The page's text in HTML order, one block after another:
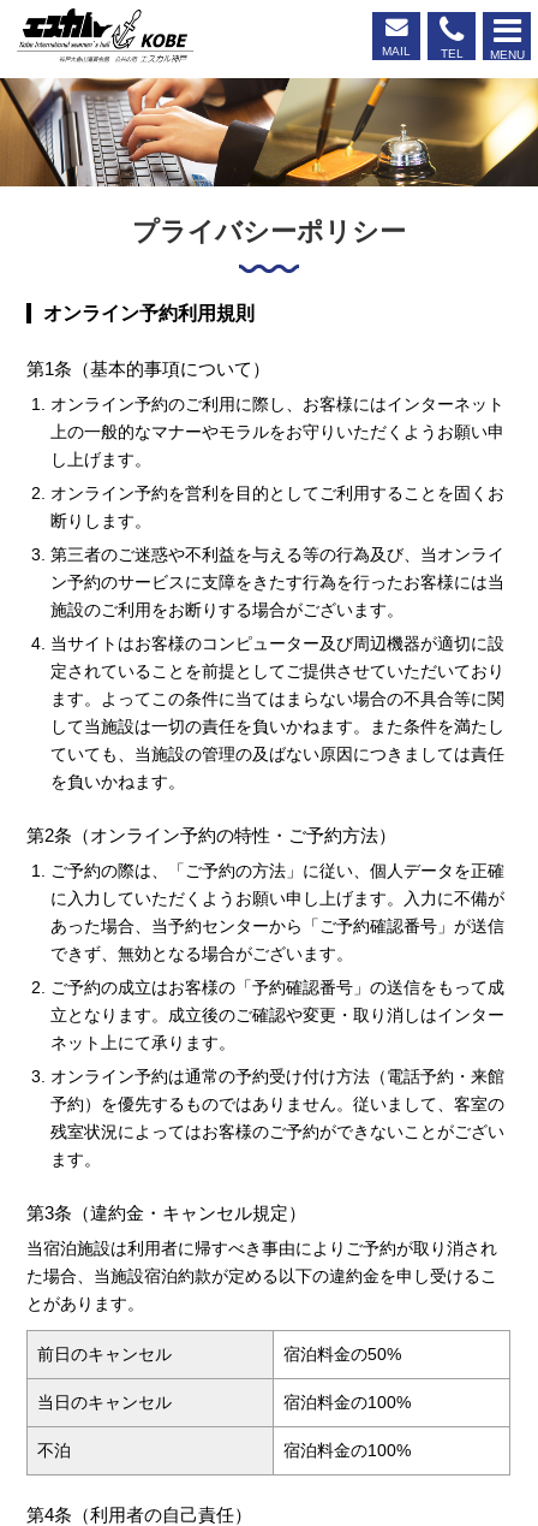
エスカル神戸
MAIL TEL MENU
プライバシーポリシー
オンライン予約利用規則
第1条（基本的事項について）
オンライン予約のご利用に際し、お客様にはインターネット
上の一般的なマナーやモラルをお守りいただくようお願い申
し上げます。
オンライン予約を営利を目的としてご利用することを固くお
断りします。
第三者のご迷惑や不利益を与える等の行為及び、当オンライ
ン予約のサービスに支障をきたす行為を行ったお客様には当
施設のご利用をお断りする場合がございます。
当サイトはお客様のコンピューター及び周辺機器が適切に設
定されていることを前提としてご提供させていただいており
ます。よってこの条件に当てはまらない場合の不具合等に関
して当施設は一切の責任を負いかねます。また条件を満たし
ていても、当施設の管理の及ばない原因につきましては責任
を負いかねます。
第2条（オンライン予約の特性・ご予約方法）
ご予約の際は、「ご予約の方法」に従い、個人データを正確
に入力していただくようお願い申し上げます。入力に不備が
あった場合、当予約センターから「ご予約確認番号」が送信
できず、無効となる場合がございます。
ご予約の成立はお客様の「予約確認番号」の送信をもって成
立となります。成立後のご確認や変更・取り消しはインター
ネット上にて承ります。
オンライン予約は通常の予約受け付け方法（電話予約・来館
予約）を優先するものではありません。従いまして、客室の
残室状況によってはお客様のご予約ができないことがござい
ます。
第3条（違約金・キャンセル規定）
当宿泊施設は利用者に帰すべき事由によりご予約が取り消され
た場合、当施設宿泊約款が定める以下の違約金を申し受けるこ
とがあります。
前日のキャンセル 宿泊料金の50%
当日のキャンセル 宿泊料金の100%
不泊 宿泊料金の100%
第4条（利用者の自己責任）